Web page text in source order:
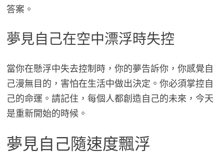
答案。
夢見自己在空中漂浮時失控
當你在懸浮中失去控制時，你的夢告訴你，你感覺自
己漫無目的，害怕在生活中做出決定。你必須掌控自
己的命運。請記住，每個人都創造自己的未來，今天
是重新開始的時候。
夢見自己隨速度飄浮